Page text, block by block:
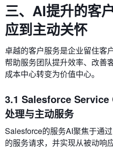
三、AI提升的客
应到主动关怀
卓越的客户服务是企业留住客
帮助服务团队提升效率、改善
成本中心转变为价值中心。
3.1 Salesforce Service
处理与主动服务
Salesforce的服务AI聚焦于通
的服务请求，并实现从被动响